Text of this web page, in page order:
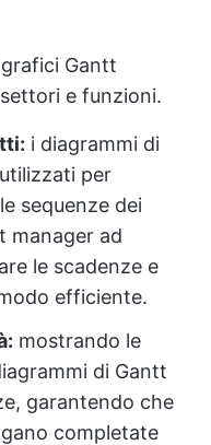
Gantt
e funzioni.
i diagrammi di
per
sequenze dei
manager ad
le scadenze e
efficiente.
mostrando le
di Gantt
garantendo che
completate